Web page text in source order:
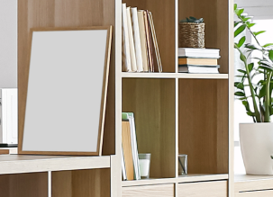
売地
中古物件
賃貸
貸駐車場